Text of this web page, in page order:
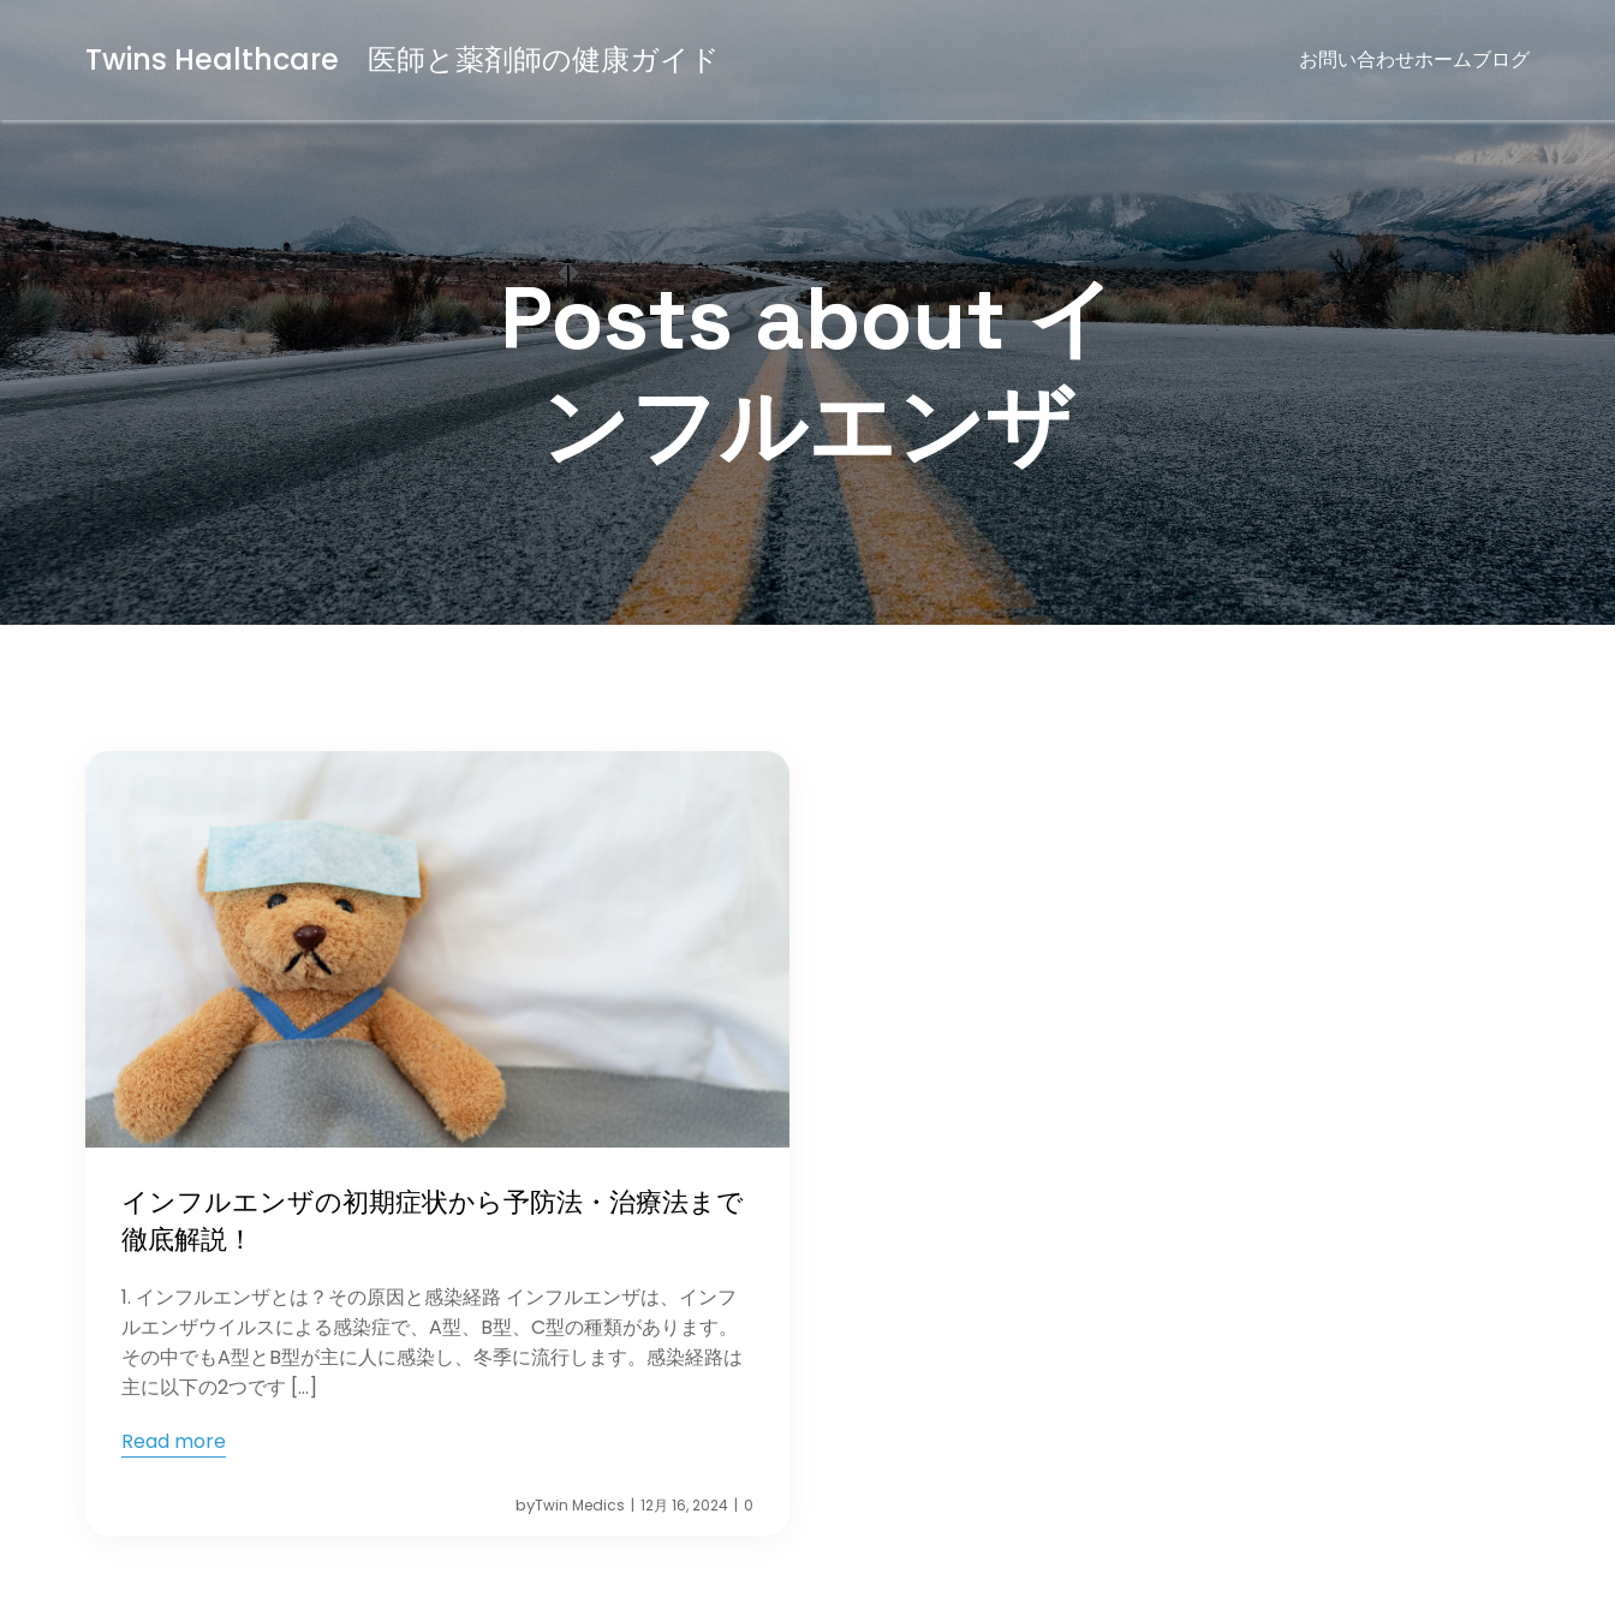
Twins Healthcare 医師と薬剤師の健康ガイド お問い合わせホームブログ
Posts about イ
ンフルエンザ
インフルエンザの初期症状から予防法・治療法まで
徹底解説！
1. インフルエンザとは？その原因と感染経路 インフルエンザは、インフ
ルエンザウイルスによる感染症で、A型、B型、C型の種類があります。
その中でもA型とB型が主に人に感染し、冬季に流行します。感染経路は
主に以下の2つです […]
Read more
byTwin Medics | 12月 16, 2024 | 0